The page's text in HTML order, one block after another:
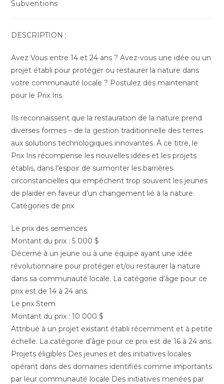
Subventions
DESCRIPTION ;
Avez Vous entre 14 et 24 ans ? Avez-vous une idée ou un
projet établi pour protéger ou restaurer la nature dans
votre communauté locale ? Postulez dès maintenant
pour le Prix Iris.
Ils reconnaissent que la restauration de la nature prend
diverses formes – de la gestion traditionnelle des terres
aux solutions technologiques innovantes. À ce titre, le
Prix Iris récompense les nouvelles idées et les projets
établis, dans l’espoir de surmonter les barrières
circonstancielles qui empêchent trop souvent les jeunes
de plaider en faveur d’un changement lié à la nature.
Catégories de prix
Le prix des semences
Montant du prix : 5 000 $
Décerné à un jeune ou à une équipe ayant une idée
révolutionnaire pour protéger et/ou restaurer la nature
dans sa communauté locale. La catégorie d’âge pour ce
prix est de 14 à 24 ans.
Le prix Stem
Montant du prix : 10 000 $
Attribué à un projet existant établi récemment et à petite
échelle. La catégorie d’âge pour ce prix est de 16 à 24 ans.
Projets éligibles Des jeunes et des initiatives locales
opérant dans des domaines identifiés comme importants
par leur communauté locale Des initiatives menées par